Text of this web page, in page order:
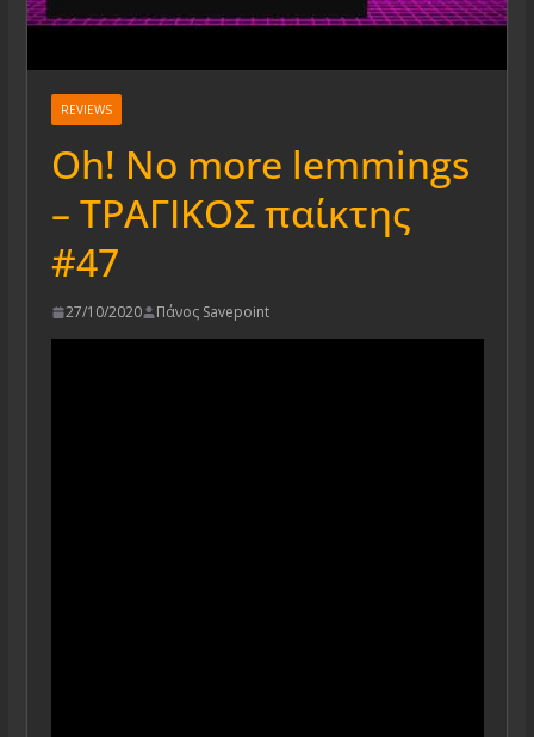
REVIEWS
Oh! No more lemmings
– ΤΡΑΓΙΚΟΣ παίκτης
#47
27/10/2020 Πάνος Savepoint